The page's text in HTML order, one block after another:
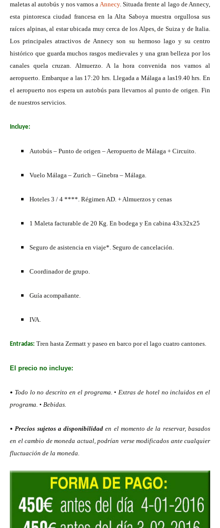
maletas al autobús y nos vamos a Annecy. Situada frente al lago de Annecy,
esta pintoresca ciudad francesa en la Alta Saboya muestra orgullosa sus
raíces alpinas, al estar ubicada muy cerca de los Alpes, de Suiza y de Italia.
Los principales atractivos de Annecy son su hermoso lago y su centro
histórico que guarda muchos rasgos medievales y una gran belleza por los
canales quela cruzan. Almuerzo. A la hora convenida nos vamos al
aeropuerto. Embarque a las 17:20 hrs. Llegada a Málaga a las19.40 hrs. En
el aeropuerto nos espera un autobús para llevarnos al punto de origen. Fin
de nuestros servicios.
Incluye:
Autobús – Punto de origen – Aeropuerto de Málaga + Circuito.
Vuelo Málaga – Zurich – Ginebra – Málaga.
Hoteles 3 / 4 ****. Régimen AD. + Almuerzos y cenas
1 Maleta facturable de 20 Kg. En bodega y En cabina 43x32x25
Seguro de asistencia en viaje*. Seguro de cancelación.
Coordinador de grupo.
Guía acompañante.
IVA.
Entradas: Tren hasta Zermatt y paseo en barco por el lago cuatro cantones.
El precio no incluye:
• Todo lo no descrito en el programa. • Extras de hotel no incluidos en el
programa. • Bebidas.
•Precios sujetos a disponibilidad en el momento de la reservar, basados
en el cambio de moneda actual, podrían verse modificados ante cualquier
fluctuación de la moneda.